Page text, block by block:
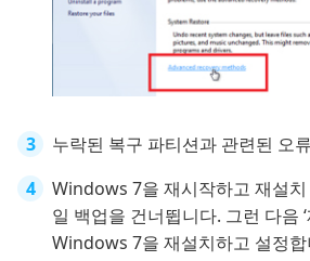
누락된 복구 파티션과 관련된 오
Windows 7을 재시작하고 재설
일 백업을 건너뜁니다. 그런 다음
Windows 7을 재설치하고 설정합